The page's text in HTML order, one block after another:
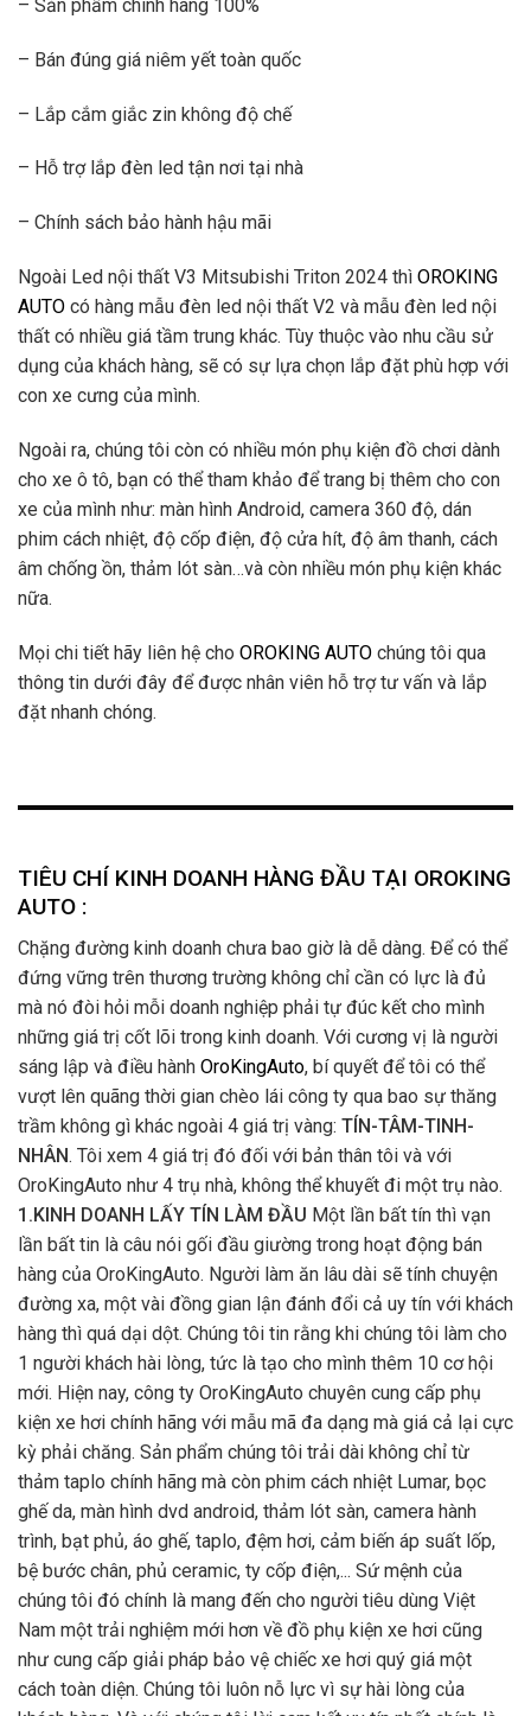
– Sản phẩm chính hãng 100%
– Bán đúng giá niêm yết toàn quốc
– Lắp cắm giắc zin không độ chế
– Hỗ trợ lắp đèn led tận nơi tại nhà
– Chính sách bảo hành hậu mãi
Ngoài Led nội thất V3 Mitsubishi Triton 2024 thì OROKING
AUTO có hàng mẫu đèn led nội thất V2 và mẫu đèn led nội
thất có nhiều giá tầm trung khác. Tùy thuộc vào nhu cầu sử
dụng của khách hàng, sẽ có sự lựa chọn lắp đặt phù hợp với
con xe cưng của mình.
Ngoài ra, chúng tôi còn có nhiều món phụ kiện đồ chơi dành
cho xe ô tô, bạn có thể tham khảo để trang bị thêm cho con
xe của mình như: màn hình Android, camera 360 độ, dán
phim cách nhiệt, độ cốp điện, độ cửa hít, độ âm thanh, cách
âm chống ồn, thảm lót sàn…và còn nhiều món phụ kiện khác
nữa.
Mọi chi tiết hãy liên hệ cho OROKING AUTO chúng tôi qua
thông tin dưới đây để được nhân viên hỗ trợ tư vấn và lắp
đặt nhanh chóng.
TIÊU CHÍ KINH DOANH HÀNG ĐẦU TẠI OROKING
AUTO :
Chặng đường kinh doanh chưa bao giờ là dễ dàng. Để có thể
đứng vững trên thương trường không chỉ cần có lực là đủ
mà nó đòi hỏi mỗi doanh nghiệp phải tự đúc kết cho mình
những giá trị cốt lõi trong kinh doanh. Với cương vị là người
sáng lập và điều hành OroKingAuto, bí quyết để tôi có thể
vượt lên quãng thời gian chèo lái công ty qua bao sự thăng
trầm không gì khác ngoài 4 giá trị vàng: TÍN-TÂM-TINH-
NHÂN. Tôi xem 4 giá trị đó đối với bản thân tôi và với
OroKingAuto như 4 trụ nhà, không thể khuyết đi một trụ nào.
1.KINH DOANH LẤY TÍN LÀM ĐẦU Một lần bất tín thì vạn
lần bất tin là câu nói gối đầu giường trong hoạt động bán
hàng của OroKingAuto. Người làm ăn lâu dài sẽ tính chuyện
đường xa, một vài đồng gian lận đánh đổi cả uy tín với khách
hàng thì quá dại dột. Chúng tôi tin rằng khi chúng tôi làm cho
1 người khách hài lòng, tức là tạo cho mình thêm 10 cơ hội
mới. Hiện nay, công ty OroKingAuto chuyên cung cấp phụ
kiện xe hơi chính hãng với mẫu mã đa dạng mà giá cả lại cực
kỳ phải chăng. Sản phẩm chúng tôi trải dài không chỉ từ
thảm taplo chính hãng mà còn phim cách nhiệt Lumar, bọc
ghế da, màn hình dvd android, thảm lót sàn, camera hành
trình, bạt phủ, áo ghế, taplo, đệm hơi, cảm biến áp suất lốp,
bệ bước chân, phủ ceramic, ty cốp điện,... Sứ mệnh của
chúng tôi đó chính là mang đến cho người tiêu dùng Việt
Nam một trải nghiệm mới hơn về đồ phụ kiện xe hơi cũng
như cung cấp giải pháp bảo vệ chiếc xe hơi quý giá một
cách toàn diện. Chúng tôi luôn nỗ lực vì sự hài lòng của